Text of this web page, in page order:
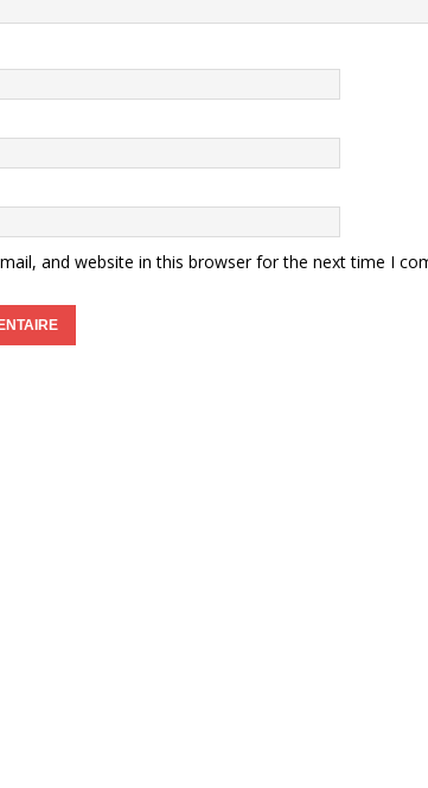
and website in this browser for the next time I